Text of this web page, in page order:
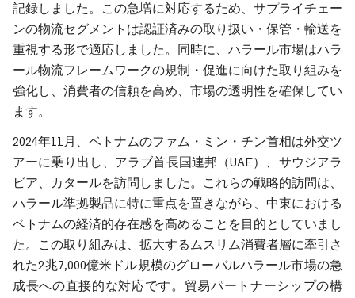
記録しました。この急増に対応するため、サプライチェー
ンの物流セグメントは認証済みの取り扱い・保管・輸送を
重視する形で適応しました。同時に、ハラール市場はハラ
ール物流フレームワークの規制・促進に向けた取り組みを
強化し、消費者の信頼を高め、市場の透明性を確保してい
ます。
2024年11月、ベトナムのファム・ミン・チン首相は外交ツ
アーに乗り出し、アラブ首長国連邦（UAE）、サウジアラ
ビア、カタールを訪問しました。これらの戦略的訪問は、
ハラール準拠製品に特に重点を置きながら、中東における
ベトナムの経済的存在感を高めることを目的としていまし
た。この取り組みは、拡大するムスリム消費者層に牽引さ
れた2兆7,000億米ドル規模のグローバルハラール市場の急
成長への直接的な対応です。貿易パートナーシップの構